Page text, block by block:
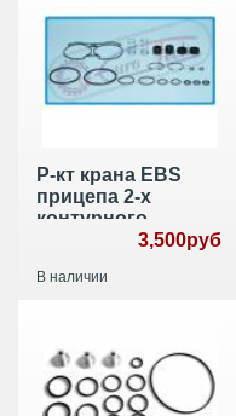
Р-кт крана EBS
прицепа 2-х
контурного
3,500руб
В наличии